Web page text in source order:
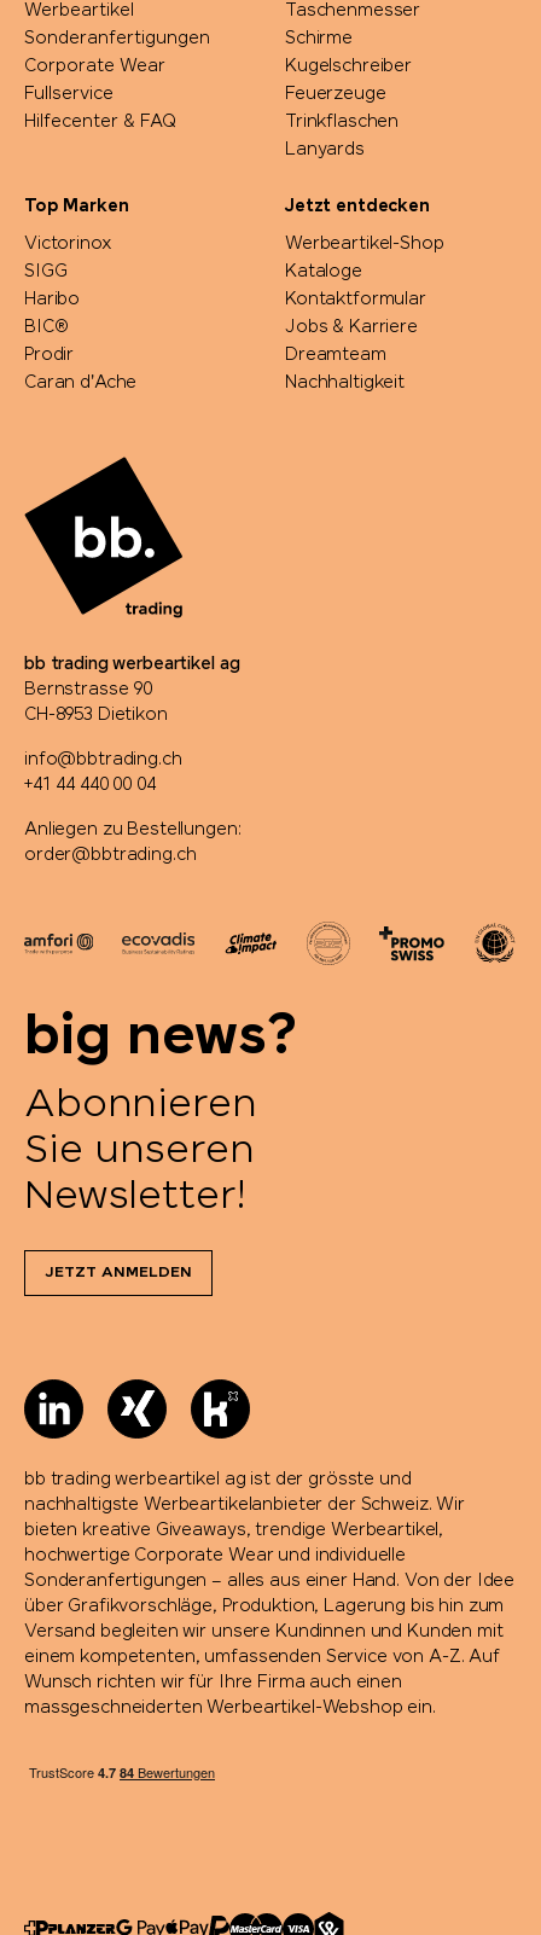
Werbeartikel
Sonderanfertigungen
Corporate Wear
Fullservice
Hilfecenter & FAQ
Taschenmesser
Schirme
Kugelschreiber
Feuerzeuge
Trinkflaschen
Lanyards
Top Marken
Victorinox
SIGG
Haribo
BIC®
Prodir
Caran d'Ache
Jetzt entdecken
Werbeartikel-Shop
Kataloge
Kontaktformular
Jobs & Karriere
Dreamteam
Nachhaltigkeit
bb trading werbeartikel ag
Bernstrasse 90
CH-8953 Dietikon
info@bbtrading.ch
+41 44 440 00 04
Anliegen zu Bestellungen:
order@bbtrading.ch
big news?
Abonnieren
Sie unseren
Newsletter!
JETZT ANMELDEN
bb trading werbeartikel ag ist der grösste und
nachhaltigste Werbeartikelanbieter der Schweiz. Wir
bieten kreative Giveaways, trendige Werbeartikel,
hochwertige Corporate Wear und individuelle
Sonderanfertigungen – alles aus einer Hand. Von der Idee
über Grafikvorschläge, Produktion, Lagerung bis hin zum
Versand begleiten wir unsere Kundinnen und Kunden mit
einem kompetenten, umfassenden Service von A-Z. Auf
Wunsch richten wir für Ihre Firma auch einen
massgeschneiderten Werbeartikel-Webshop ein.